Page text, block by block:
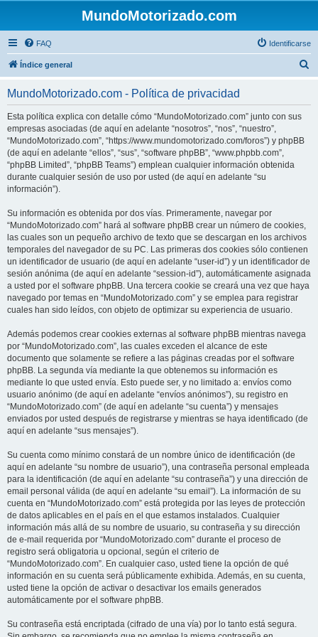
MundoMotorizado.com
FAQ Identificarse
Índice general
MundoMotorizado.com - Política de privacidad
Esta política explica con detalle cómo “MundoMotorizado.com” junto con sus
empresas asociadas (de aquí en adelante “nosotros”, “nos”, “nuestro”,
“MundoMotorizado.com”, “https://www.mundomotorizado.com/foros”) y phpBB
(de aquí en adelante “ellos”, “sus”, “software phpBB”, “www.phpbb.com”,
“phpBB Limited”, “phpBB Teams”) emplean cualquier información obtenida
durante cualquier sesión de uso por usted (de aquí en adelante “su
información”).
Su información es obtenida por dos vías. Primeramente, navegar por
“MundoMotorizado.com” hará al software phpBB crear un número de cookies,
las cuales son un pequeño archivo de texto que se descargan en los archivos
temporales del navegador de su PC. Las primeras dos cookies sólo contienen
un identificador de usuario (de aquí en adelante “user-id”) y un identificador de
sesión anónima (de aquí en adelante “session-id”), automáticamente asignada
a usted por el software phpBB. Una tercera cookie se creará una vez que haya
navegado por temas en “MundoMotorizado.com” y se emplea para registrar
cuales han sido leídos, con objeto de optimizar su experiencia de usuario.
Además podemos crear cookies externas al software phpBB mientras navega
por “MundoMotorizado.com”, las cuales exceden el alcance de este
documento que solamente se refiere a las páginas creadas por el software
phpBB. La segunda vía mediante la que obtenemos su información es
mediante lo que usted envía. Esto puede ser, y no limitado a: envíos como
usuario anónimo (de aquí en adelante “envíos anónimos”), su registro en
“MundoMotorizado.com” (de aquí en adelante “su cuenta”) y mensajes
enviados por usted después de registrarse y mientras se haya identificado (de
aquí en adelante “sus mensajes”).
Su cuenta como mínimo constará de un nombre único de identificación (de
aquí en adelante “su nombre de usuario”), una contraseña personal empleada
para la identificación (de aquí en adelante “su contraseña”) y una dirección de
email personal válida (de aquí en adelante “su email”). La información de su
cuenta en “MundoMotorizado.com” está protegida por las leyes de protección
de datos aplicables en el país en el que estamos instalados. Cualquier
información más allá de su nombre de usuario, su contraseña y su dirección
de e-mail requerida por “MundoMotorizado.com” durante el proceso de
registro será obligatoria u opcional, según el criterio de
“MundoMotorizado.com”. En cualquier caso, usted tiene la opción de qué
información en su cuenta será públicamente exhibida. Además, en su cuenta,
usted tiene la opción de activar o desactivar los emails generados
automáticamente por el software phpBB.
Su contraseña está encriptada (cifrado de una vía) por lo tanto está segura.